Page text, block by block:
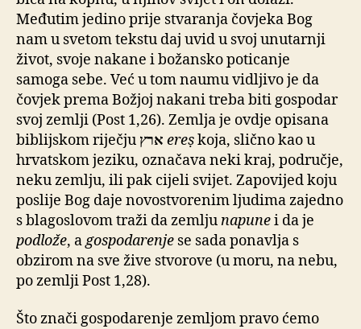
Međutim jedino prije stvaranja čovjeka Bog
nam u svetom tekstu daj uvid u svoj unutarnji
život, svoje nakane i božansko poticanje
samoga sebe. Već u tom naumu vidljivo je da
čovjek prema Božjoj nakani treba biti gospodar
svoj zemlji (Post 1,26). Zemlja je ovdje opisana
biblijskom riječju
ereṣkoja, slično kao u
hrvatskom jeziku, označava neki kraj, područje,
neku zemlju, ili pak cijeli svijet. Zapovijed koju
poslije Bog daje novostvorenim ljudima zajedno
s blagoslovom traži da zemljunapunei da je
podlože, agospodarenje se sada ponavlja s
obzirom na sve žive stvorove (u moru, na nebu,
po zemlji Post 1,28).
Što znači gospodarenje zemljom pravo ćemo